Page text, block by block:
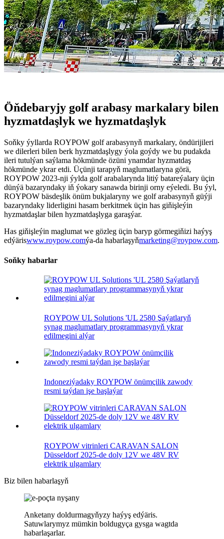
Öňdebaryjy golf arabasy markalary bilen
hyzmatdaşlyk we hyzmatdaşlyk
Soňky ýyllarda ROYPOW golf arabasynyň markalary, öndürijileri
we dilerleri bilen berk hyzmatdaşlygy ýola goýdy we bu pudakda
ileri tutulýan saýlama hökmünde özüni ynamdar hyzmatdaş
hökmünde ykrar etdi. Üçünji tarapyň maglumatlaryna görä,
ROYPOW 2023-nji ýylda golf arabalarynda litiý batareýalary üçin
dünýä bazaryndaky iň ýokary sanawda birinji orny eýeledi. Bu ýyl,
ROYPOW bäsdeşlik önüm bukjalaryny we golf arabasynyň güýji
bazaryndaky liderligini hasam berkitmek üçin has giňişleýin
hyzmatdaşlar bilen hyzmatdaşlyga garaşýar.
Has giňişleýin maglumat we gözleg üçin baryp görmegiňizi haýyş
edýäriswww.roypow.comýa-da habarlaşyňmarketing@roypow.com.
Soňky habarlar
ROYPOW UL Solutions 'UL 2580 Şaýatlaryň
synag maglumatlary programmasynyň ykrar
edilmegini alýar
Indoneziýadaky ROYPOW önümçilik zawody
resmi taýdan işe başlaýar
ROYPOW vitrinleri CARAVAN SALON
Düsseldorf 2025-de doly 12V we 48V RV
elektrik ulgamlary
Biz bilen habarlaşyň
Anketany doldurmagyňyzy haýyş edýäris.
Satuwlarymyz mümkin boldugyça gysga wagtda
habarlaşarlar.